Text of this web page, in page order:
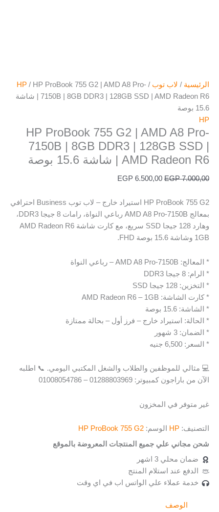
الرئيسية / لاب توب /
HP / HP ProBook 755 G2 | AMD A8 Pro-
7150B | 8GB DDR3 | 128GB SSD | AMD Radeon R6 | شاشة
15.6 بوصة
HP
HP ProBook 755 G2 | AMD A8 Pro-
7150B | 8GB DDR3 | 128GB SSD |
AMD Radeon R6 | شاشة 15.6 بوصة
EGP7.000,00
EGP 6.500,00
HP ProBook 755 G2 استيراد خارج – لاب توب Business احترافي
بمعالج AMD A8 Pro-7150B رباعي النواة، رامات 8 جيجا DDR3،
وهارد 128 جيجا SSD سريع، مع كارت شاشة AMD Radeon R6
1GB وشاشة 15.6 بوصة FHD.
* المعالج: AMD A8 Pro-7150B – رباعي النواة
* الرام: 8 جيجا DDR3
* التخزين: 128 جيجا SSD
* كارت الشاشة: AMD Radeon R6 – 1GB
* الشاشة: 15.6 بوصة
* الحالة: استيراد خارج – فرز أول – بحالة ممتازة
* الضمان: 3 شهور
* السعر: 6,500 جنيه
💻 مثالي للموظفين والطلاب والشغل المكتبي اليومي. 📞 اطلبه
الآن من باراجون كمبيوتر: 01288803969 – 01008054786
غير متوفر في المخزون
التصنيف: HP الوسم: HP ProBook 755 G2
شحن مجاني علي جميع المنتجات المعروضة بالموقع
ضمان محلي 3 اشهر
الدفع عند استلام المنتج
خدمة عملاء علي الواتس اب في اي وقت
الوصف